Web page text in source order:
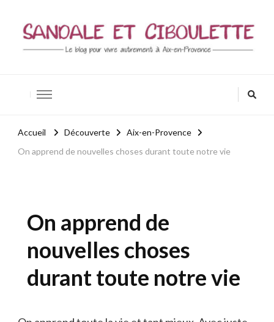
Accueil Découverte
Aix-en-Provence
On apprend de nouvelles choses durant toute notre vie
On apprend de
nouvelles choses
durant toute notre vie